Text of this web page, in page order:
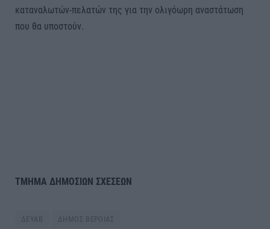
καταναλωτών-πελατών της για την ολιγόωρη αναστάτωση
που θα υποστούν.
ΤΜΗΜΑ ΔΗΜΟΣΙΩΝ ΣΧΕΣΕΩΝ
ΔΕΥΑΒ ΔΗΜΟΣ ΒΕΡΟΙΑΣ